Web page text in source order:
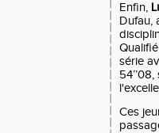
Enfin,
Dufau,
série
Ces